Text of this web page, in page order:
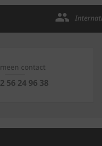
contact
56 24 96 38